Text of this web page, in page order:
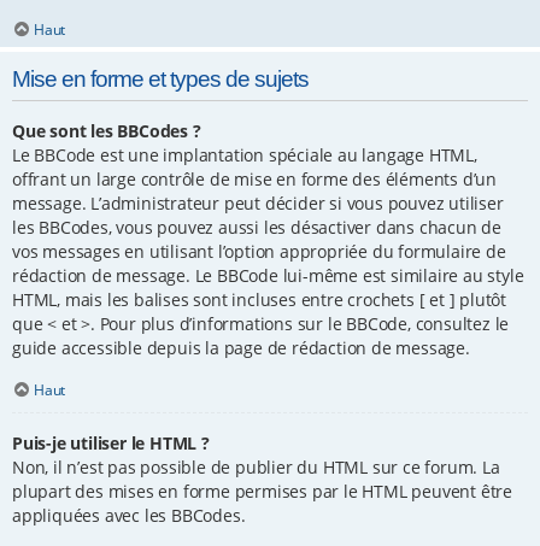
Haut
Mise en forme et types de sujets
Que sont les BBCodes ?
Le BBCode est une implantation spéciale au langage HTML,
offrant un large contrôle de mise en forme des éléments d’un
message. L’administrateur peut décider si vous pouvez utiliser
les BBCodes, vous pouvez aussi les désactiver dans chacun de
vos messages en utilisant l’option appropriée du formulaire de
rédaction de message. Le BBCode lui-même est similaire au style
HTML, mais les balises sont incluses entre crochets [ et ] plutôt
que < et >. Pour plus d’informations sur le BBCode, consultez le
guide accessible depuis la page de rédaction de message.
Haut
Puis-je utiliser le HTML ?
Non, il n’est pas possible de publier du HTML sur ce forum. La
plupart des mises en forme permises par le HTML peuvent être
appliquées avec les BBCodes.